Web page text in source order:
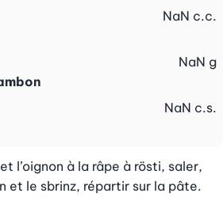
NaN c.c.
NaN g
NaN c.s.
l’oignon à la râpe à rösti, saler,
et le sbrinz, répartir sur la pâte.